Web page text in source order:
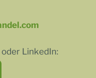
LinkedIn: